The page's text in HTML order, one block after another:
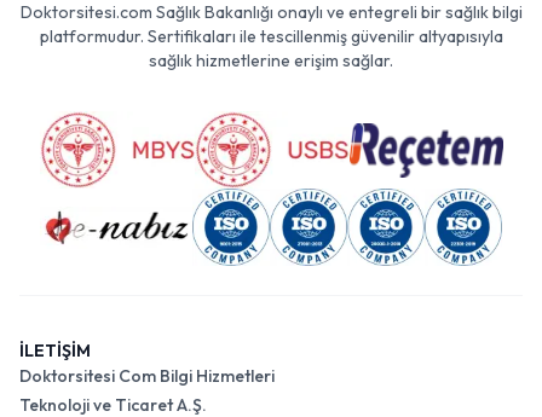
Doktorsitesi.com Sağlık Bakanlığı onaylı ve entegreli bir sağlık bilgi
platformudur. Sertifikaları ile tescillenmiş güvenilir altyapısıyla
sağlık hizmetlerine erişim sağlar.
İLETİŞİM
Doktorsitesi Com Bilgi Hizmetleri
Teknoloji ve Ticaret A.Ş.